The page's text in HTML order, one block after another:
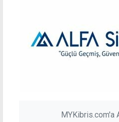
MYKibris.com'a